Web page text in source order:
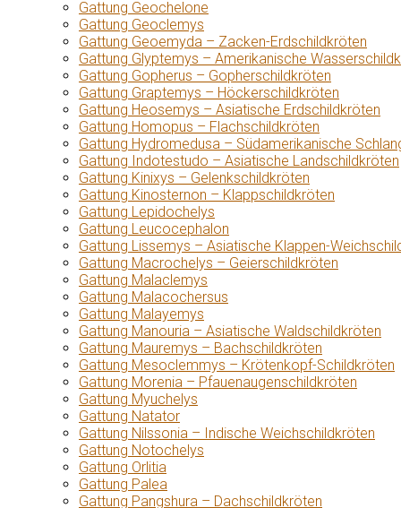
Gattung Geochelone
Gattung Geoclemys
Gattung Geoemyda – Zacken-Erdschildkröten
Gattung Glyptemys – Amerikanische
Gattung Gopherus – Gopherschildkröten
Gattung Graptemys – Höckerschildkröten
Gattung Heosemys – Asiatische Erdschildkröten
Gattung Homopus – Flachschildkröten
Gattung Hydromedusa – Südamerikanische
Gattung Indotestudo – Asiatische Landschildkröten
Gattung Kinixys – Gelenkschildkröten
Gattung Kinosternon – Klappschildkröten
Gattung Lepidochelys
Gattung Leucocephalon
Gattung Lissemys – Asiatische Klappen-
Gattung Macrochelys – Geierschildkröten
Gattung Malaclemys
Gattung Malacochersus
Gattung Malayemys
Gattung Manouria – Asiatische Waldschildkröten
Gattung Mauremys – Bachschildkröten
Gattung Mesoclemmys – Krötenkopf-Schildkröten
Gattung Morenia – Pfauenaugenschildkröten
Gattung Myuchelys
Gattung Natator
Gattung Nilssonia – Indische Weichschildkröten
Gattung Notochelys
Gattung Orlitia
Gattung Palea
Gattung Pangshura – Dachschildkröten